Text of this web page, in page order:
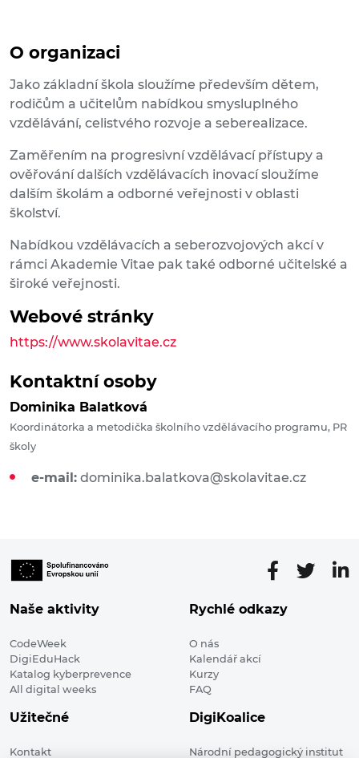
O organizaci
Jako základní škola sloužíme především dětem,
rodičům a učitelům nabídkou smysluplného
vzdělávání, celistvého rozvoje a seberealizace.
Zaměřením na progresivní vzdělávací přístupy a
ověřování dalších vzdělávacích inovací sloužíme
dalším školám a odborné veřejnosti v oblasti
školství.
Nabídkou vzdělávacích a seberozvojových akcí v
rámci Akademie Vitae pak také odborné učitelské a
široké veřejnosti.
Webové stránky
https://www.skolavitae.cz
Kontaktní osoby
Dominika Balatková
Koordinátorka a metodička školního vzdělávacího programu, PR
školy
e-mail: dominika.balatkova@skolavitae.cz
Naše aktivity
CodeWeek
DigiEduHack
Katalog kyberprevence
All digital weeks
Rychlé odkazy
O nás
Kalendář akcí
Kurzy
FAQ
Užitečné
Kontakt
DigiKoalice
Národní pedagogický institut